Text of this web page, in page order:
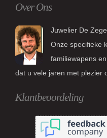
Over Ons
Juwelier De
Onze specifieke
familiewapens
dat u vele jaren met plezier
Klantbeoordeling